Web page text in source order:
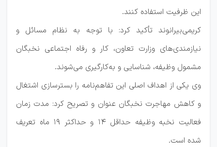
این ظرفیت استفاده کنند.
کریمی‌بیرانوند تأکید کرد: با توجه به نظام مسائل و
نیازمندی‌های وزارت تعاون، کار و رفاه اجتماعی نخبگان
مشمول وظیفه، شناسایی و به‌کارگیری می‌شوند.
وی یکی از اهداف اصلی این تفاهم‌نامه را بسترسازی اشتغال
و کاهش مهاجرت نخبگان عنوان و تصریح کرد: مدت زمان
فعالیت نخبه وظیفه حداقل ۱۴ و حداکثر ۱۹ ماه تعریف
شده است.